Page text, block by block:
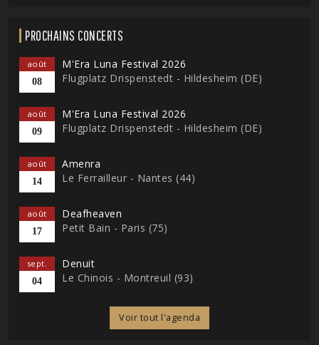
PROCHAINS CONCERTS
août
08
M'Era Luna Festival 2026
Flugplatz Drispenstedt - Hildesheim (DE)
août
09
M'Era Luna Festival 2026
Flugplatz Drispenstedt - Hildesheim (DE)
août
14
Amenra
Le Ferrailleur - Nantes (44)
août
17
Deafheaven
Petit Bain - Paris (75)
sept.
04
Denuit
Le Chinois - Montreuil (93)
Voir tout l'agenda